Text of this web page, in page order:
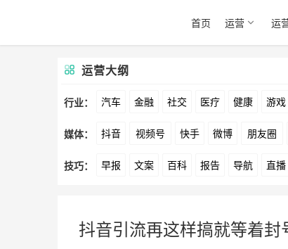
首页 运营 运
运营大纲
行业： 汽车 金融 社交 医疗 健康 游戏
文娱 跨境 科技 广告 元宇宙
媒体： 抖音 视频号 快手 微博 朋友圈
爱奇艺 美柚 美图 最右 神马 谷
技巧： 早报 文案 百科 报告 导航 直播
抖音引流再这样搞就等着